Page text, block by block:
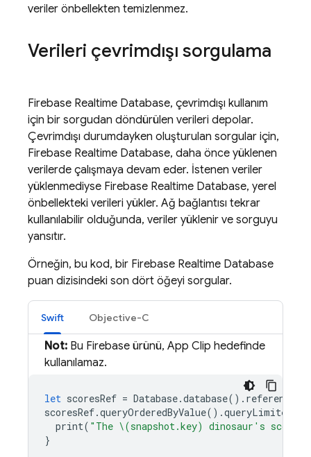
veriler önbellekten temizlenmez.
Verileri çevrimdışı sorgulama
Firebase Realtime Database, çevrimdışı kullanım
için bir sorgudan döndürülen verileri depolar.
Çevrimdışı durumdayken oluşturulan sorgular için,
Firebase Realtime Database, daha önce yüklenen
verilerde çalışmaya devam eder. İstenen veriler
yüklenmediyse Firebase Realtime Database, yerel
önbellekteki verileri yükler. Ağ bağlantısı tekrar
kullanılabilir olduğunda, veriler yüklenir ve sorguyu
yansıtır.
Örneğin, bu kod, bir Firebase Realtime Database
puan dizisindeki son dört öğeyi sorgular.
Swift Objective-C
Not: Bu Firebase ürünü, App Clip hedefinde
kullanılamaz.
let scoresRef = Database.database(). reference
scoresRef.queryOrderedByValue().queryLimited
print( "The \(snapshot.key) dinosaur's score
}